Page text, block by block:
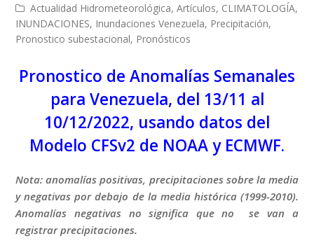
Actualidad Hidrometeorológica,Artículos, CLIMATOLOGÍA,
INUNDACIONES, Inundaciones Venezuela, Precipitación,
Pronostico subestacional, Pronósticos
Pronostico de Anomalías Semanales
para Venezuela, del 13/11 al
10/12/2022, usando datos del
Modelo CFSv2 de NOAAy ECMWF.
Nota: anomalías positivas, precipitaciones sobre la media
y negativas por debajo de la media histórica (1999-2010).
Anomalías negativas no significa que no se van a
registrar precipitaciones.